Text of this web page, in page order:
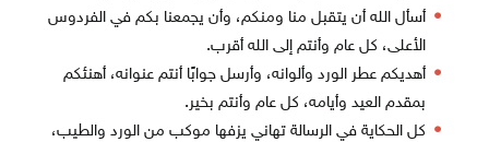
أسأل الله أن يتقبل منا ومنكم، وأن يجمعنا بكم في الفردوس
الأعلى، كل عام وأنتم إلى الله أقرب.
أهديكم عطر الورد وألوانه، وأرسل جوابًا أنتم عنوانه، أهنئكم
بمقدم العيد وأيامه، كل عام وأنتم بخير.
كل الحكاية في الرسالة تهاني يزفها موكب من الورد والطيب،